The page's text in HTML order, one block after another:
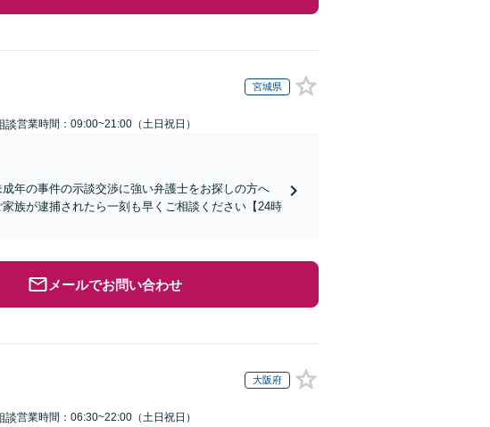
宮城県
談営業時間：09:00~21:00（土日祝日）
年の事件の示談交渉に強い弁護士をお探しの方へ
族が逮捕されたら一刻も早くご相談ください【24時
メールでお問い合わせ
大阪府
談営業時間：06:30~22:00（土日祝日）